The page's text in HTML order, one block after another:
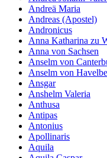
Andreä Maria
Andreas (Apostel)
Andronicus
Anna Katharina zu
Anna von Sachsen
Anselm von
Anselm von
Ansgar
Anshelm Valeria
Anthusa
Antipas
Antonius
Apollinaris
Aquila